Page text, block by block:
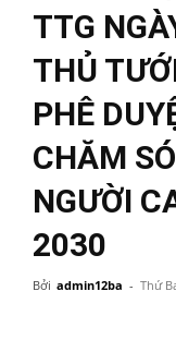
TTG
THỦ
PHÊ
CHĂM
NGƯỜI
2030
Bởi admin12ba - Thứ